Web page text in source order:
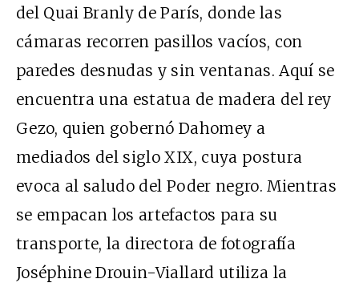
del Quai Branly de París, donde las
cámaras recorren pasillos vacíos, con
paredes desnudas y sin ventanas. Aquí se
encuentra una estatua de madera del rey
Gezo, quien gobernó Dahomey a
mediados del siglo XIX, cuya postura
evoca al saludo del Poder negro. Mientras
se empacan los artefactos para su
transporte, la directora de fotografía
Joséphine Drouin-Viallard utiliza la